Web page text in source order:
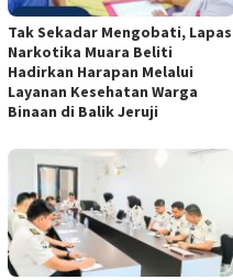
Tak Sekadar Mengobati, Lapas
Narkotika Muara Beliti
Hadirkan Harapan Melalui
Layanan Kesehatan Warga
Binaan di Balik Jeruji